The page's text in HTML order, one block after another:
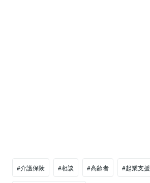
#介護保険 #相談 #高齢者 #起業支援